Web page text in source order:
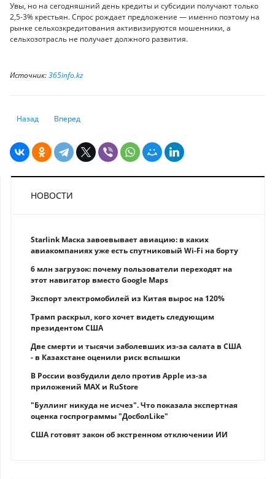
Увы, но на сегодняшний день кредиты и субсидии получают только
2,5-3% крестьян. Спрос рождает предложение — именно поэтому на
рынке сельхозкредитования активизируются мошенники, а
сельхозотрасль не получает должного развития.
Источник:365info.kz
Предыдущий: Brexit под вопросом, британский фунт замер
Назад Следующий: Доллар за 400 тенге во второй половине 2019-
Вперед
НОВОСТИ
Starlink Маска завоевывает авиацию: в каких
авиакомпаниях уже есть спутниковый Wi-Fi на борту
6 млн загрузок: почему пользователи переходят на
этот навигатор вместо Google Maps
Экспорт электромобилей из Китая вырос на 120%
Трамп раскрыл, кого хочет видеть следующим
президентом США
Две смерти и тысячи заболевших из-за салата в США
- в Казахстане оценили риск вспышки
В России возбудили дело против Apple из-за
приложений MAX и RuStore
"Буллинг никуда не исчез". Что показала экспертная
оценка госпрограммы "ДосболLike"
США готовят закон об экстренном отключении ИИ